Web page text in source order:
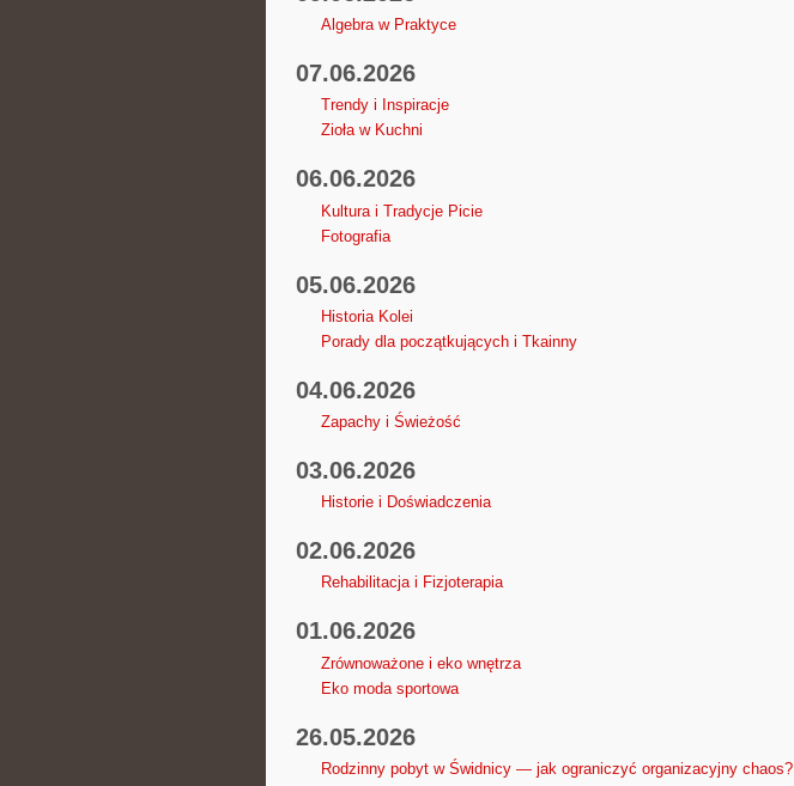
Algebra w Praktyce
07.06.2026
Trendy i Inspiracje
Zioła w Kuchni
06.06.2026
Kultura i Tradycje Picie
Fotografia
05.06.2026
Historia Kolei
Porady dla początkujących i Tkainny
04.06.2026
Zapachy i Świeżość
03.06.2026
Historie i Doświadczenia
02.06.2026
Rehabilitacja i Fizjoterapia
01.06.2026
Zrównoważone i eko wnętrza
Eko moda sportowa
26.05.2026
Rodzinny pobyt w Świdnicy — jak ograniczyć organizacyjny chaos?